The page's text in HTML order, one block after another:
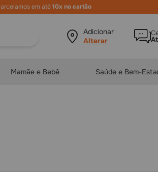
Adicionar local
Mamãe e Bebê Saúde e Bem-